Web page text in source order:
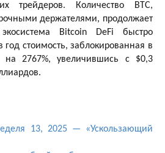
трейдеров. Количество BTC,
держателями, продолжает
Bitcoin DeFi быстро
год стоимость, заблокированная в
на 2767%, увеличившись с $0,3
13, 2025 — «Ускользающий